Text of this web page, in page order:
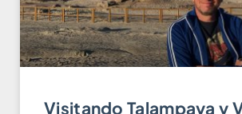
Visitando Talampaya y